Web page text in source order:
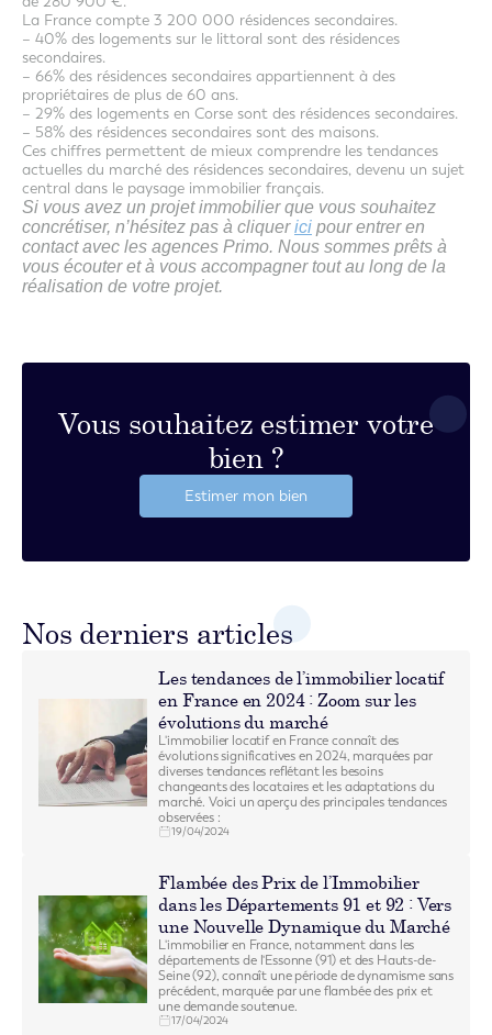
La France compte 3 200 000 résidences secondaires.
– 40% des logements sur le littoral sont des résidences
secondaires.
– 66% des résidences secondaires appartiennent à des
propriétaires de plus de 60 ans.
– 29% des logements en Corse sont des résidences secondaires.
– 58% des résidences secondaires sont des maisons.
Ces chiffres permettent de mieux comprendre les tendances
actuelles du marché des résidences secondaires, devenu un sujet
central dans le paysage immobilier français.
Si vous avez un projet immobilier que vous souhaitez
concrétiser, n’hésitez pas à cliquerici pour entrer en
contact avec les agences Primo. Nous sommes prêts à
vous écouter et à vous accompagner tout au long de la
réalisation de votre projet.
Vous souhaitez estimer votre
bien ?
Estimer mon bien
Nos derniers articles
Les tendances de l’immobilier locatif
en France en 2024 : Zoom sur les
évolutions du marché
L'immobilier locatif en France connaît des
évolutions significatives en 2024, marquées par
diverses tendances reflétant les besoins
changeants des locataires et les adaptations du
marché. Voici un aperçu des principales tendances
observées :
19/04/2024
Flambée des Prix de l’Immobilier
dans les Départements 91 et 92 : Vers
une Nouvelle Dynamique du Marché
L'immobilier en France, notamment dans les
départements de l'Essonne (91) et des Hauts-de-
Seine (92), connaît une période de dynamisme sans
précédent, marquée par une flambée des prix et
une demande soutenue.
17/04/2024